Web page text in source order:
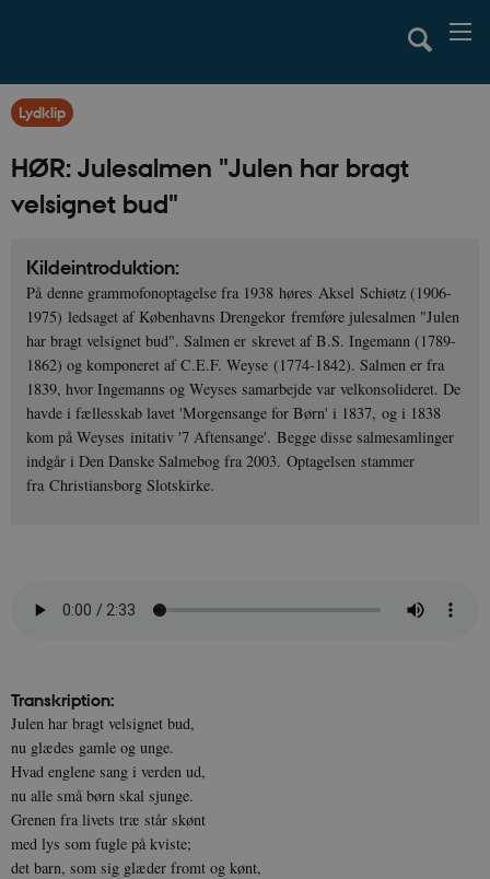
Lydklip
HØR: Julesalmen "Julen har bragt
velsignet bud"
Kildeintroduktion:
På denne grammofonoptagelse fra 1938 høres Aksel Schiøtz (1906-
1975) ledsaget af Københavns Drengekor fremføre julesalmen "Julen
har bragt velsignet bud". Salmen er skrevet af B.S. Ingemann (1789-
1862) og komponeret af C.E.F. Weyse (1774-1842). Salmen er fra
1839, hvor Ingemanns og Weyses samarbejde var velkonsolideret. De
havde i fællesskab lavet 'Morgensange for Børn' i 1837, og i 1838
kom på Weyses initativ '7 Aftensange'. Begge disse salmesamlinger
indgår i Den Danske Salmebog fra 2003. Optagelsen stammer
fra Christiansborg Slotskirke.
Transkription:
Julen har bragt velsignet bud,
nu glædes gamle og unge.
Hvad englene sang i verden ud,
nu alle små børn skal sjunge.
Grenen fra livets træ står skønt
med lys som fugle på kviste;
det barn, som sig glæder fromt og kønt,